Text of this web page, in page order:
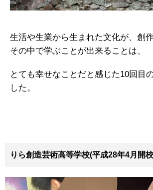
生活や生業から生まれた文化が、創
その中で学ぶことが出来ることは、
とても幸せなことだと感じた10回目
した。
りら創造芸術高等学校(平成28年4月開